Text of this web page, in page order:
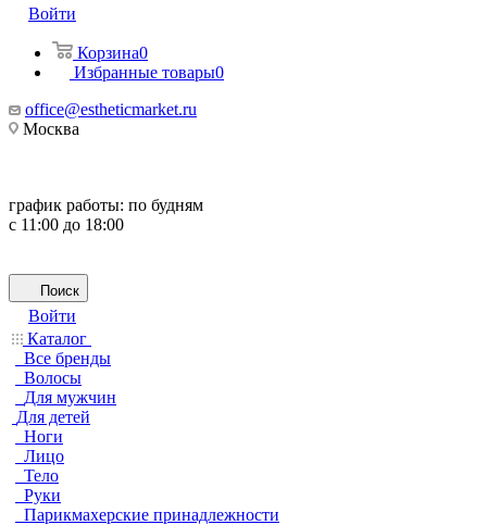
Войти
Корзина0
Избранные товары0
office@estheticmarket.ru
Москва
график работы: по будням
с 11:00 до 18:00
Поиск
Войти
Каталог
Все бренды
Волосы
Для мужчин
Для детей
Ноги
Лицо
Тело
Руки
Парикмахерские принадлежности